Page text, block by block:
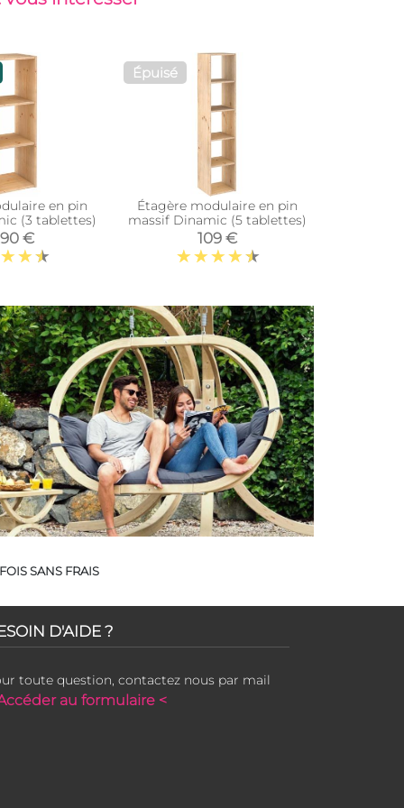
en pin
(3 tablettes)
€
Épuisé
Étagère modulaire en pin
massif Dinamic (5 tablettes)
109 €
SANS FRAIS
D'AIDE ?
toute question, contactez nous par mail
au formulaire <